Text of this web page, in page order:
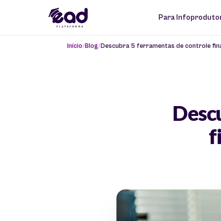
Para
Início Blog Descubra 5 ferramentas de controle